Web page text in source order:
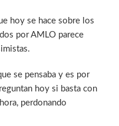
hoy se hace sobre los
por AMLO parece
se pensaba y es por
hoy si basta con
perdonando